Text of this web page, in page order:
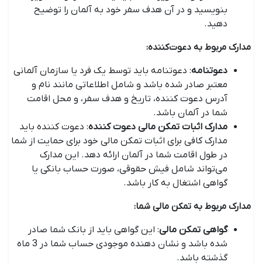
بنویسید و در آن هدف سفر خود به آلمان را توضیح
دهید.
مدارک مربوط به دعوت‌کننده:
دعوتنامه: دعوتنامه باید توسط یک فرد یا سازمان آلمانی
معتبر صادر شده باشد و شامل اطلاعاتی مانند نام و
آدرس دعوت کننده، تاریخ و هدف سفر، و محل اقامت
شما در آلمان باشد.
مدارک اثبات تمکن مالی دعوت کننده: دعوت کننده باید
مدارک کافی برای اثبات تمکن مالی خود برای حمایت از شما
در طول اقامت شما در آلمان ارائه دهد. این مدارک
می‌تواند شامل فیش حقوقی، صورت حساب بانکی یا
گواهی اشتغال به کار باشد.
مدارک مربوط به تمکن مالی شما:
گواهی تمکن مالی: این گواهی باید از بانک شما صادر
شده باشد و نشان دهنده موجودی حساب شما در 3 ماه
گذشته باشد.